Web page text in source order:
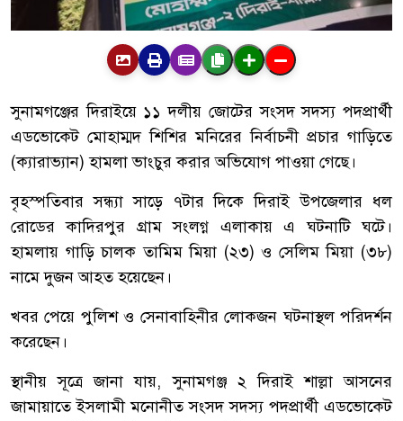
সুনামগঞ্জের দিরাইয়ে ১১ দলীয় জোটের সংসদ সদস্য পদপ্রার্থী
এডভোকেট মোহাম্মদ শিশির মনিরের নির্বাচনী প্রচার গাড়িতে
(ক্যারাভ্যান) হামলা ভাংচুর করার অভিযোগ পাওয়া গেছে।
বৃহস্পতিবার সন্ধ্যা সাড়ে ৭টার দিকে দিরাই উপজেলার ধল
রোডের কাদিরপুর গ্রাম সংলগ্ন এলাকায় এ ঘটনাটি ঘটে।
হামলায় গাড়ি চালক তামিম মিয়া (২৩) ও সেলিম মিয়া (৩৮)
নামে দুজন আহত হয়েছেন।
খবর পেয়ে পুলিশ ও সেনাবাহিনীর লোকজন ঘটনাস্থল পরিদর্শন
করেছেন।
স্থানীয় সূত্রে জানা যায়, সুনামগঞ্জ ২ দিরাই শাল্লা আসনের
জামায়াতে ইসলামী মনোনীত সংসদ সদস্য পদপ্রার্থী এডভোকেট